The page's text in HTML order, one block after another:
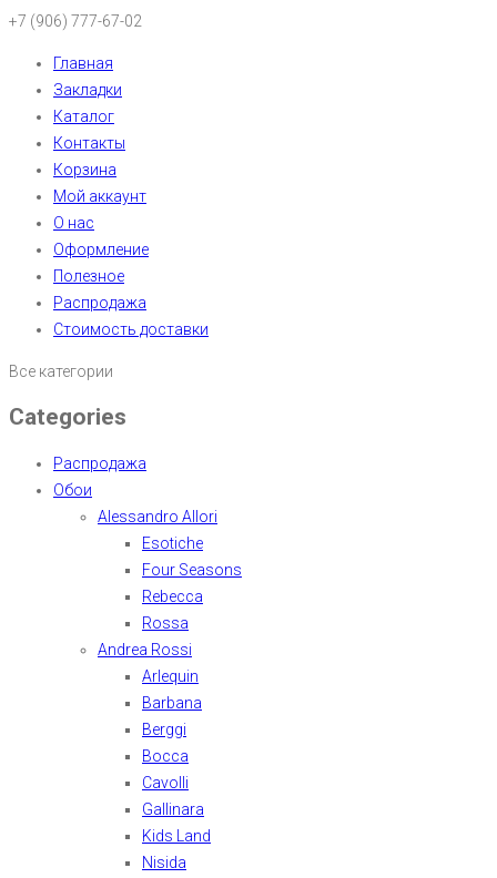
+7 (906) 777-67-02
Главная
Закладки
Каталог
Контакты
Корзина
Мой аккаунт
О нас
Оформление
Полезное
Распродажа
Стоимость доставки
Все категории
Categories
Распродажа
Обои
Alessandro Allori
Esotiche
Four Seasons
Rebecca
Rossa
Andrea Rossi
Arlequin
Barbana
Berggi
Bocca
Cavolli
Gallinara
Kids Land
Nisida